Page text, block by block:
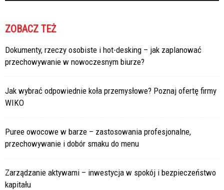
ZOBACZ TEŻ
Dokumenty, rzeczy osobiste i hot-desking – jak zaplanować
przechowywanie w nowoczesnym biurze?
Jak wybrać odpowiednie koła przemysłowe? Poznaj ofertę firmy
WIKO
Puree owocowe w barze – zastosowania profesjonalne,
przechowywanie i dobór smaku do menu
Zarządzanie aktywami – inwestycja w spokój i bezpieczeństwo
kapitału